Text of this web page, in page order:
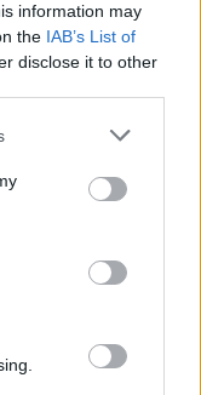
information may
the IAB’s List of
disclose it to other
με σκοτώσει.
όρους
Απείλησε
μου που είναι